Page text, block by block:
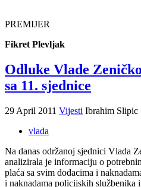
PREMIJER
Fikret Plevljak
Odluke Vlade
sa 11. sjednice
29 April 2011 Vijesti Ibrahim Slipic
vlada
Na danas održanoj sjednici Vlada
analizirala je informaciju o
plaća sa svim dodacima i
i naknadama policijskih službenika